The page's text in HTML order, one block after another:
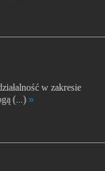
w zakresie
(...) »